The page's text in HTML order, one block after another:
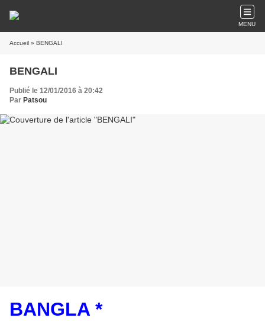
MENU
Accueil » BENGALI
BENGALI
Publié le 12/01/2016 à 20:42
Par Patsou
BANGLA *